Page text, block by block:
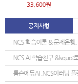
33,600원
공지사항
NCS 학습이론 & 문제은
NCS AI 학습친구 &lsquo;
습 도우미 정식 오픈)
톰슨에듀AI .NCS이러닝